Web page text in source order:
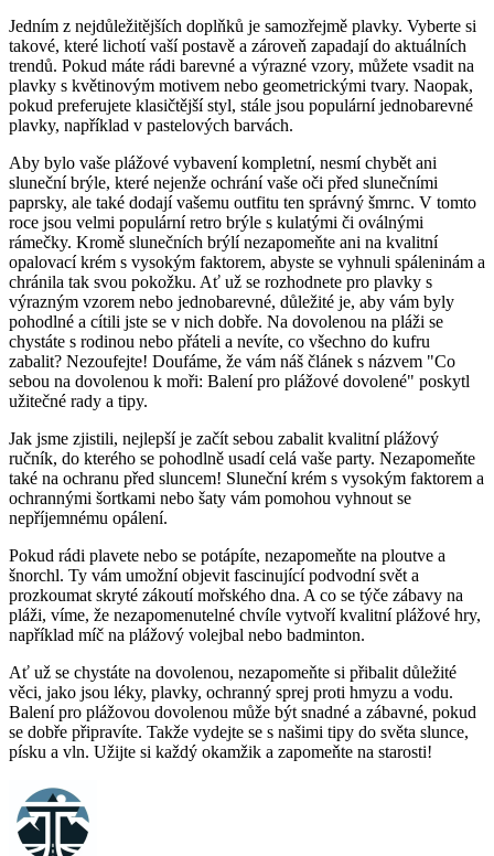
Jedním z nejdůležitějších doplňků ⁢je samozřejmě plavky. Vyberte si‌
takové, které lichotí vaší postavě a zároveň zapadají do⁤ aktuálních
trendů. ⁢Pokud máte rádi⁣ barevné a výrazné vzory, můžete ​vsadit na
⁣plavky s květinovým‍ motivem nebo geometrickými‍ tvary.​ Naopak,
pokud preferujete ​klasičtější​ styl, stále ⁢jsou populární jednobarevné
plavky, například v pastelových ⁣barvách.
Aby bylo⁢ vaše plážové vybavení ​kompletní, nesmí chybět ani
sluneční ⁢brýle, které nejenže ochrání vaše ⁣oči před slunečními
paprsky, ale také dodají vašemu outfitu ten správný šmrnc. V tomto
roce⁤ jsou velmi populární retro brýle s kulatými​ či oválnými
rámečky. Kromě‌ slunečních brýlí nezapomeňte ani na kvalitní
opalovací krém s ⁢vysokým faktorem, abyste ⁤se ‍vyhnuli spáleninám ​a
chránila tak svou pokožku. ⁣Ať ⁤už se⁢ rozhodnete ⁣pro plavky s
výrazným⁣ vzorem nebo jednobarevné, důležité⁢ je, aby vám‌ byly
pohodlné a cítili jste ‌se v ⁢nich dobře.⁤ Na dovolenou na pláži se​
chystáte ‌s rodinou nebo ⁢přáteli ‍a nevíte, co všechno do kufru
zabalit?⁣ Nezoufejte! Doufáme, že vám náš článek s názvem "Co ​
sebou na⁣ dovolenou k ‍moři: Balení pro plážové dovolené" poskytl
užitečné ⁣rady ⁢a ‌tipy.
Jak jsme zjistili, nejlepší je začít sebou zabalit ​kvalitní‍ plážový
‌ručník, do​ kterého se ⁤pohodlně usadí⁤ celá vaše party. Nezapomeňte
také na ochranu ⁤před sluncem! ​Sluneční⁣ krém s vysokým faktorem a
ochrannými šortkami nebo šaty vám pomohou vyhnout se⁢
nepříjemnému ⁢opálení.
Pokud ⁤rádi plavete nebo se potápíte, nezapomeňte na ploutve ⁢a
šnorchl. Ty vám umožní objevit fascinující ⁣podvodní ⁤svět a
prozkoumat skryté zákoutí‌ mořského ⁢dna. A co se týče zábavy na
pláži, víme, že nezapomenutelné‌ chvíle vytvoří kvalitní plážové hry,
například míč na plážový‌ volejbal nebo badminton.
Ať‌ už⁢ se⁣ chystáte na dovolenou, nezapomeňte si přibalit důležité
⁣věci, ⁤jako jsou léky, ⁣plavky, ochranný⁣ sprej proti⁢ hmyzu a vodu.
Balení pro plážovou dovolenou může být snadné a zábavné, pokud
se dobře připravíte.⁤ Takže vydejte se s našimi tipy do ⁢světa slunce, ​
písku a vln. Užijte si každý okamžik a ⁢zapomeňte na starosti!